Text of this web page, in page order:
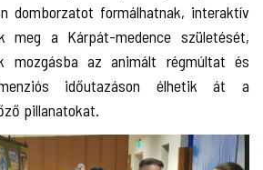
domborzatot formálhatnak, interaktív
meg a Kárpát-medence születését,
mozgásba az animált régmúltat és
időutazáson élhetik át a
pillanatokat.